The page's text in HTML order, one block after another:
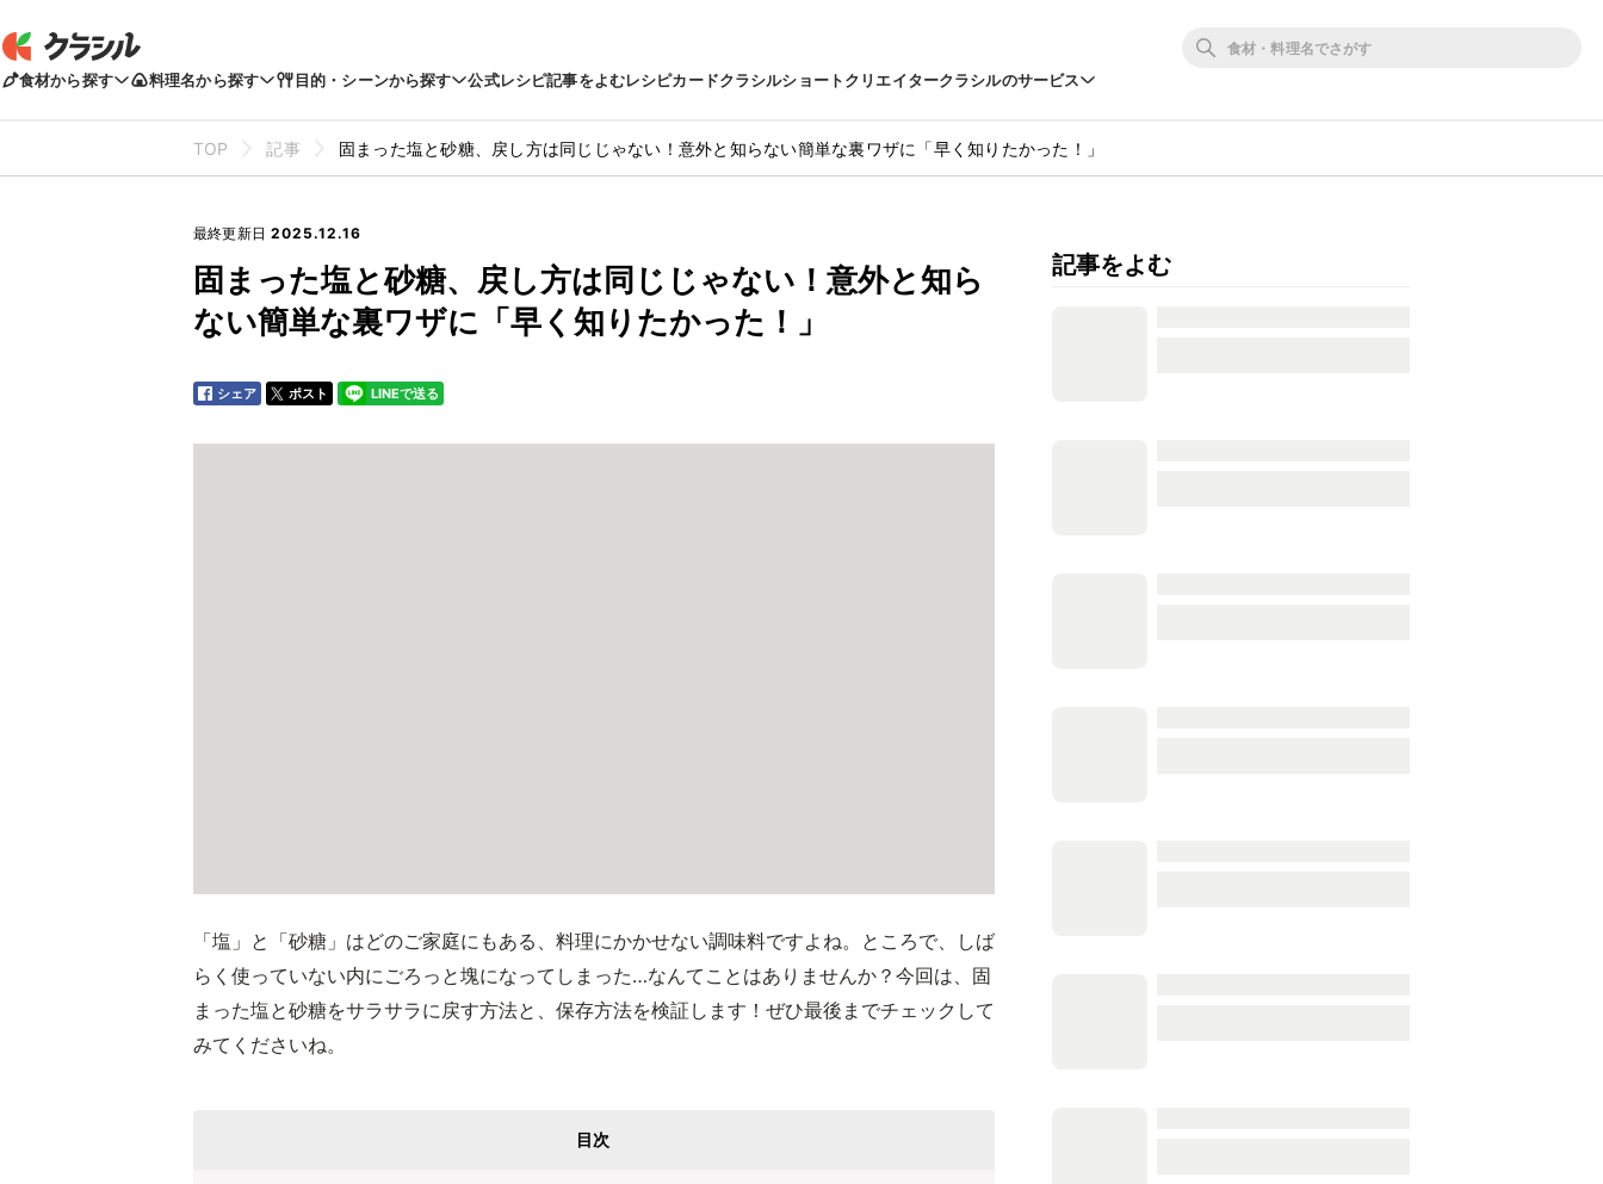
食材から探す 料理名から探す 目的・シーンから探す 公式レシピ記事をよむレシピカードクラシルショートクリエイタークラシルのサービス
TOP 記事 固まった塩と砂糖、戻し方は同じじゃない！意外と知らない簡単な裏ワザに「早く知りたかった！」
最終更新日 2025.12.16
固まった塩と砂糖、戻し方は同じじゃない！意外と知ら
ない簡単な裏ワザに「早く知りたかった！」
シェア ポスト LINEで送る
「塩」と「砂糖」はどのご家庭にもある、料理にかかせない調味料ですよね。ところで、しば
らく使っていない内にごろっと塊になってしまった…なんてことはありませんか？今回は、固
まった塩と砂糖をサラサラに戻す方法と、保存方法を検証します！ぜひ最後までチェックして
みてくださいね。
目次
記事をよむ